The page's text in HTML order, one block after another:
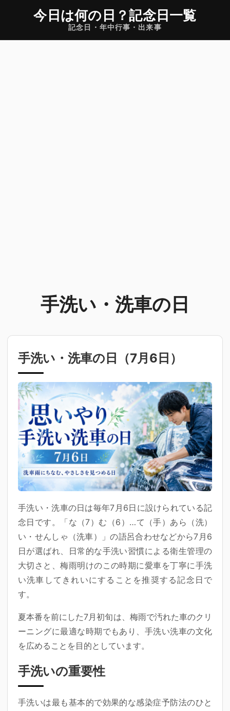
今日は何の日 ？記念日一覧
記念日・年中行事・出来事
手洗い・洗車の日
手洗い・洗車の日（7月6日 ）
手洗い・洗車の日は毎年7月6日に設けられている記
念日です。「な（7）む（6）…て（手）あら（洗）
い・せんしゃ（洗車）」の語呂合わせなどから7月6
日が選ばれ、日常的な手洗い習慣による衛生管理の
大切さと、梅雨明けのこの時期に愛車を丁寧に手洗
い洗車してきれいにすることを推奨する記念日で
す。
夏本番を前にした7月初旬は、梅雨で汚れた車のクリ
ーニングに最適な時期でもあり、手洗い洗車の文化
を広めることを目的としています。
手洗いの重要性
手洗いは最も基本的で効果的な感染症予防法のひと